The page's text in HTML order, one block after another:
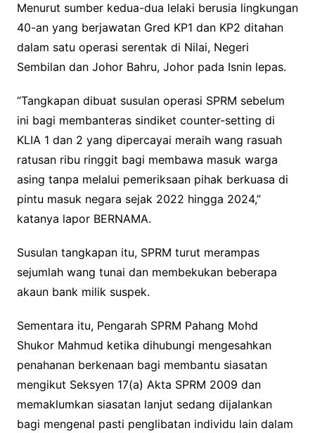
Menurut sumber kedua-dua lelaki berusia lingkungan
40-an yang berjawatan Gred KP1 dan KP2 ditahan
dalam satu operasi serentak di Nilai, Negeri
Sembilan dan Johor Bahru, Johor pada Isnin lepas.
“Tangkapan dibuat susulan operasi SPRM sebelum
ini bagi membanteras sindiket counter-setting di
KLIA 1 dan 2 yang dipercayai meraih wang rasuah
ratusan ribu ringgit bagi membawa masuk warga
asing tanpa melalui pemeriksaan pihak berkuasa di
pintu masuk negara sejak 2022 hingga 2024,”
katanya lapor BERNAMA.
Susulan tangkapan itu, SPRM turut merampas
sejumlah wang tunai dan membekukan beberapa
akaun bank milik suspek.
Sementara itu, Pengarah SPRM Pahang Mohd
Shukor Mahmud ketika dihubungi mengesahkan
penahanan berkenaan bagi membantu siasatan
mengikut Seksyen 17(a) Akta SPRM 2009 dan
memaklumkan siasatan lanjut sedang dijalankan
bagi mengenal pasti penglibatan individu lain dalam